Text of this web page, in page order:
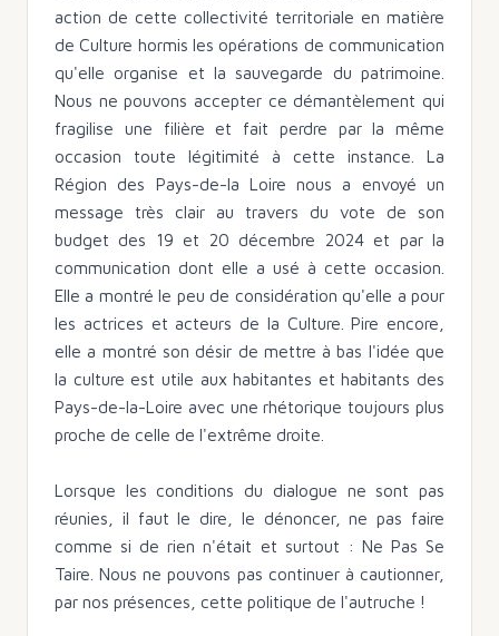
action de cette collectivité territoriale en matière
de Culture hormis les opérations de communication
qu'elle organise et la sauvegarde du patrimoine.
Nous ne pouvons accepter ce démantèlement qui
fragilise une filière et fait perdre par la même
occasion toute légitimité à cette instance. La
Région des Pays-de-la Loire nous a envoyé un
message très clair au travers du vote de son
budget des 19 et 20 décembre 2024 et par la
communication dont elle a usé à cette occasion.
Elle a montré le peu de considération qu'elle a pour
les actrices et acteurs de la Culture. Pire encore,
elle a montré son désir de mettre à bas l'idée que
la culture est utile aux habitantes et habitants des
Pays-de-la-Loire avec une rhétorique toujours plus
proche de celle de l'extrême droite.
Lorsque les conditions du dialogue ne sont pas
réunies, il faut le dire, le dénoncer, ne pas faire
comme si de rien n'était et surtout : Ne Pas Se
Taire. Nous ne pouvons pas continuer à cautionner,
par nos présences, cette politique de l'autruche !